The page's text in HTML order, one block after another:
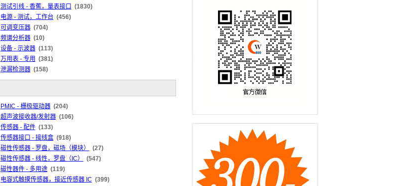
测试引线 - 香蕉，量表接口 (1830)
电源 - 测试，工作台 (456)
可调变压器 (704)
频谱分析器 (10)
设备 - 示波器 (113)
万用表 - 专用 (381)
泄漏检测器 (158)
PMIC - 栅极驱动器 (204)
超声波接收器/发射器 (106)
传感器 - 配件 (133)
传感器接口 - 接线盒 (918)
磁性传感器 - 罗盘，磁场（模块）
(27)
磁性传感器 - 线性，罗盘（IC）
(547)
磁性器件 - 多用途 (119)
电容式触摸传感器，接近传感器 IC (399)